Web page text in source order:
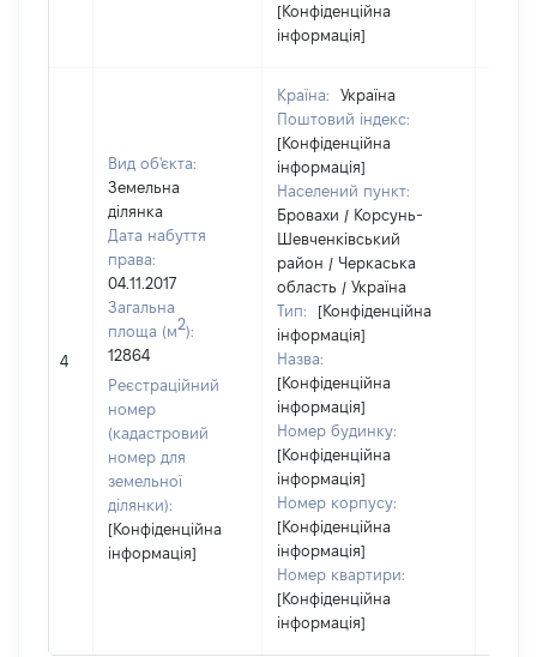
[Конфіденційна
інформація]
4
Вид об'єкта:
Земельна
ділянка
Дата набуття
права:
04.11.2017
Загальна
площа (м2):
12864
Реєстраційний
номер
(кадастровий
номер для
земельної
ділянки):
[Конфіденційна
інформація]
Країна:
Україна
Поштовий індекс:
[Конфіденційна
інформація]
Населений пункт:
Бровахи / Корсунь-
Шевченківський
район / Черкаська
область / Україна
Тип:
[Конфіденційна
інформація]
Назва:
[Конфіденційна
інформація]
Номер будинку:
[Конфіденційна
інформація]
Номер корпусу:
[Конфіденційна
інформація]
Номер квартири:
[Конфіденційна
інформація]